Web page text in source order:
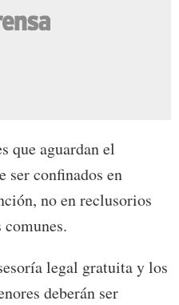
aguardan el
ser confinados en
no en reclusorios
legal gratuita y los
deberán ser